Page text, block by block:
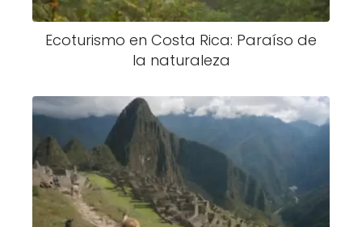
Ecoturismo en Costa Rica: Paraíso de
la naturaleza